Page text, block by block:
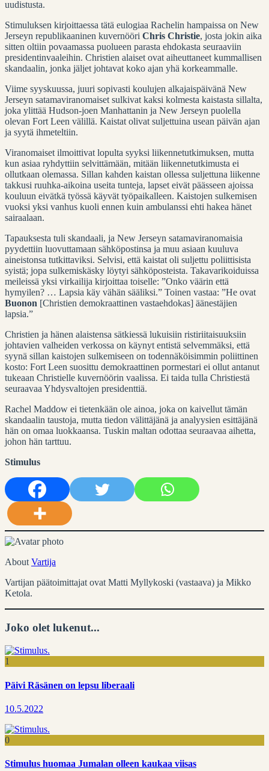
uudistusta.
Stimuluksen kirjoittaessa tätä eulogiaa Rachelin hampaissa on New
Jerseyn republikaaninen kuvernööri Chris Christie, josta jokin aika
sitten oltiin povaamassa puolueen parasta ehdokasta seuraaviin
presidentinvaaleihin. Christien alaiset ovat aiheuttaneet kummallisen
skandaalin, jonka jäljet johtavat koko ajan yhä korkeammalle.
Viime syyskuussa, juuri sopivasti koulujen alkajaispäivänä New
Jerseyn satamaviranomaiset sulkivat kaksi kolmesta kaistasta sillalta,
joka ylittää Hudson-joen Manhattanin ja New Jerseyn puolella
olevan Fort Leen välillä. Kaistat olivat suljettuina usean päivän ajan
ja syytä ihmeteltiin.
Viranomaiset ilmoittivat lopulta syyksi liikennetutkimuksen, mutta
kun asiaa ryhdyttiin selvittämään, mitään liikennetutkimusta ei
ollutkaan olemassa. Sillan kahden kaistan ollessa suljettuna liikenne
takkusi ruuhka-aikoina useita tunteja, lapset eivät päässeen ajoissa
kouluun eivätkä työssä käyvät työpaikalleen. Kaistojen sulkemisen
vuoksi yksi vanhus kuoli ennen kuin ambulanssi ehti hakea hänet
sairaalaan.
Tapauksesta tuli skandaali, ja New Jerseyn satamaviranomaisia
pyydettiin luovuttamaan sähköpostinsa ja muu asiaan kuuluva
aineistonsa tutkittaviksi. Selvisi, että kaistat oli suljettu poliittisista
syistä; jopa sulkemiskäsky löytyi sähköposteista. Takavarikoiduissa
meileissä yksi virkailija kirjoittaa toiselle: ”Onko väärin että
hymyilen? … Lapsia käy vähän sääliksi.” Toinen vastaa: ”He ovat
Buonon [Christien demokraattinen vastaehdokas] äänestäjien
lapsia.”
Christien ja hänen alaistensa sätkiessä lukuisiin ristiriitaisuuksiin
johtavien valheiden verkossa on käynyt entistä selvemmäksi, että
syynä sillan kaistojen sulkemiseen on todennäköisimmin poliittinen
kosto: Fort Leen suosittu demokraattinen pormestari ei ollut antanut
tukeaan Christielle kuvernöörin vaalissa. Ei taida tulla Christiestä
seuraavaa Yhdysvaltojen presidenttiä.
Rachel Maddow ei tietenkään ole ainoa, joka on kaivellut tämän
skandaalin taustoja, mutta tiedon välittäjänä ja analyysien esittäjänä
hän on omaa luokkaansa. Tuskin maltan odottaa seuraavaa aihetta,
johon hän tarttuu.
Stimulus
About Vartija
Vartijan päätoimittajat ovat Matti Myllykoski (vastaava) ja Mikko
Ketola.
Joko olet lukenut...
1
Päivi Räsänen on lepsu liberaali
10.5.2022
0
Stimulus huomaa Jumalan olleen kaukaa viisas